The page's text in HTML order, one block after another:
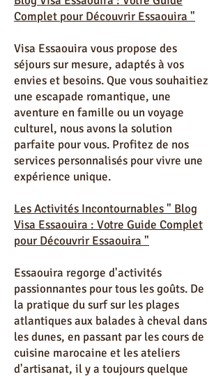
Les Séjours sur Mesure à Essaouira "
Complet pour Découvrir Essaouira "
Visa Essaouira vous propose des
séjours sur mesure, adaptés à vos
envies et besoins. Que vous souhaitiez
une escapade romantique, une
aventure en famille ou un voyage
culturel, nous avons la solution
parfaite pour vous. Profitez de nos
expérience unique.
Les Activités Incontournables " Blog
pour Découvrir Essaouira "
Essaouira regorge d'activités
passionnantes pour tous les goûts. De
la pratique du surf sur les plages
atlantiques aux balades à cheval dans
les dunes, en passant par les cours de